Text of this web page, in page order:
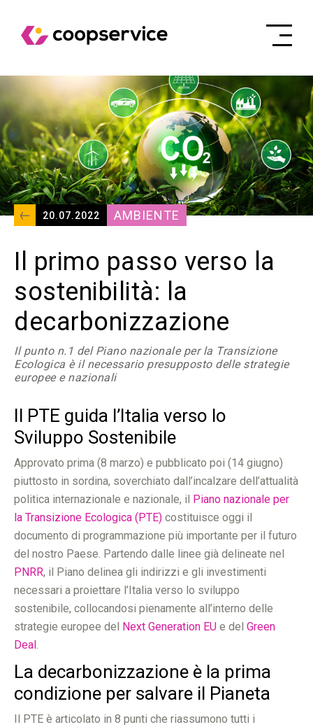
20.07.2022 AMBIENTE
Il primo passo verso la
sostenibilità: la
decarbonizzazione
Il punto n.1 del Piano nazionale per la Transizione
Ecologica è il necessario presupposto delle strategie
europee e nazionali
Il PTE guida l’Italia verso lo
Sviluppo Sostenibile
Approvato prima (8 marzo) e pubblicato poi (14 giugno)
piuttosto in sordina, soverchiato dall’incalzare dell’attualità
politica internazionale e nazionale, il Piano nazionale per
la Transizione Ecologica (PTE) costituisce oggi il
documento di programmazione più importante per il futuro
del nostro Paese. Partendo dalle linee già delineate nel
PNRR, il Piano delinea gli indirizzi e gli investimenti
necessari a proiettare l’Italia verso lo sviluppo
sostenibile, collocandosi pienamente all’interno delle
strategie europee del Next Generation EU e del Green
Deal.
La decarbonizzazione è la prima
condizione per salvare il Pianeta
Il PTE è articolato in 8 punti che riassumono tutti i